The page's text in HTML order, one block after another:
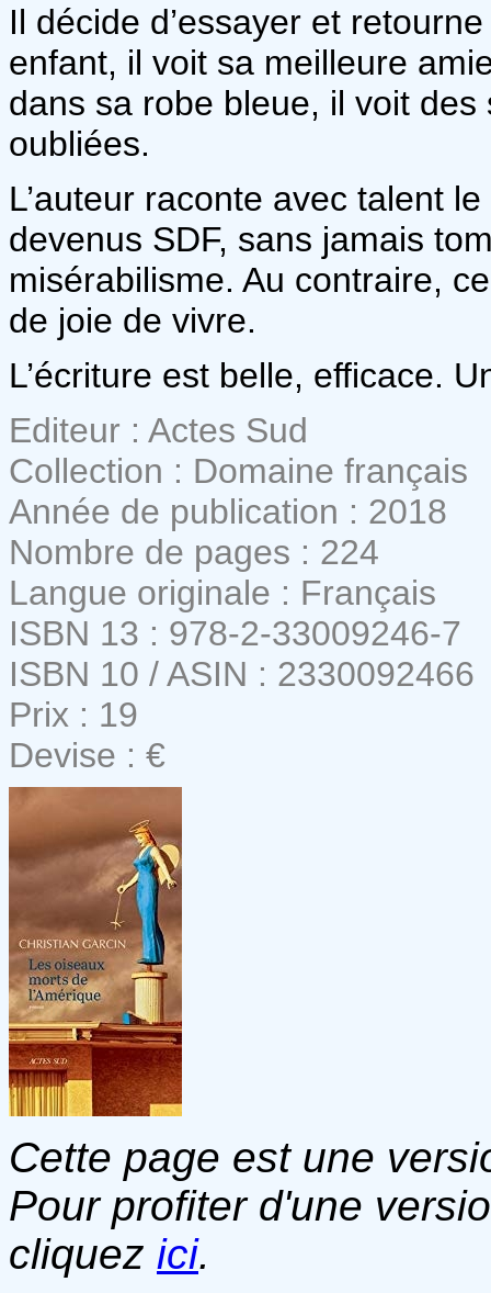
Il décide d’essayer et
enfant, il voit sa meilleure
dans sa robe bleue, il voit des
oubliées.
L’auteur raconte avec talent
devenus SDF, sans jamais
misérabilisme. Au contraire,
de joie de vivre.
L’écriture est belle, efficace.
Editeur : Actes Sud
Collection : Domaine français
Année de publication : 2018
Nombre de pages : 224
Langue originale : Français
ISBN 13 : 978-2-33009246-7
ISBN 10 / ASIN : 2330092466
Prix : 19
Devise : €
Cette page est une
Pour profiter d'une
cliquez ici.